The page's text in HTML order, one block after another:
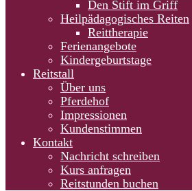
Den Stift im Griff
Heilpädagogisches Reiten
Reittherapie
Ferienangebote
Kindergeburtstage
Reitstall
Über uns
Pferdehof
Impressionen
Kundenstimmen
Kontakt
Nachricht schreiben
Kurs anfragen
Reitstunden buchen